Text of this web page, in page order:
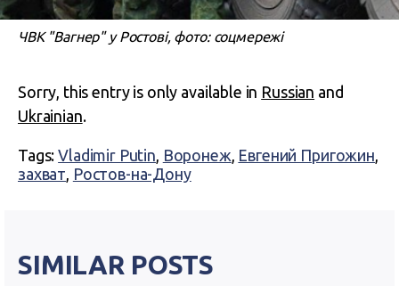
ЧВК "Вагнер" у Ростові, фото: соцмережі
Sorry, this entry is only available in Russian and
Ukrainian.
Tags:Vladimir Putin, Воронеж, Евгений Пригожин,
захват, Ростов-на-Дону
SIMILAR POSTS